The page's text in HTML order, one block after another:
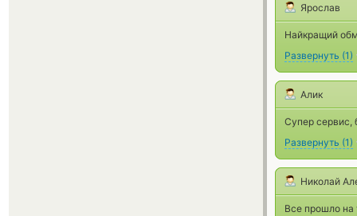
Ярослав
Найкращий
Развернуть (1)
Алик
Супер сервис,
Развернуть (1)
Николай
Все прошло на